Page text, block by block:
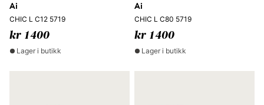
Ai
CHIC L C12 5719
kr 1400
Lager i butikk
Ai
CHIC L C80 5719
kr 1400
Lager i butikk